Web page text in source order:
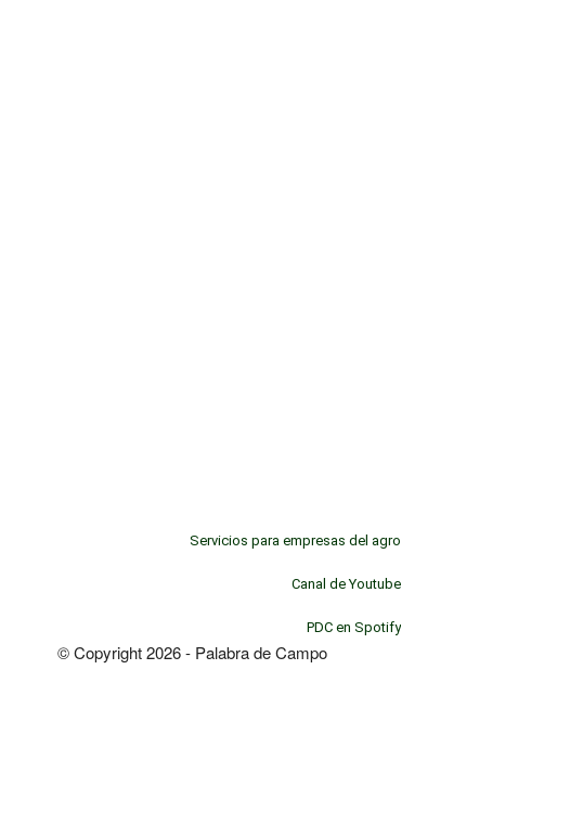
Servicios para empresas del agro
Canal de Youtube
PDC en Spotify
© Copyright 2026 - Palabra de Campo